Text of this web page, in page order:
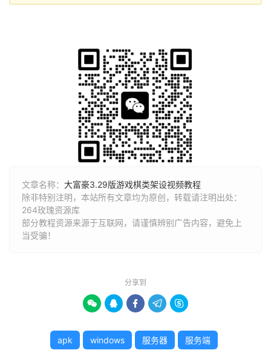
文章名称： 大富豪3.29版游戏棋类架设视频教程
除非特别注明，本站所有文章均为原创，转载请注明出处：
264玫瑰资源库
部分教程资源来源于互联网，请谨慎辨别广告内容，避免上
当受骗！
分享到
    
apk windows 服务器 服务端